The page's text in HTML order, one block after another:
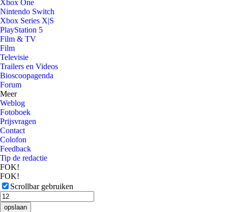
Xbox One
Nintendo Switch
Xbox Series X|S
PlayStation 5
Film & TV
Film
Televisie
Trailers en Videos
Bioscoopagenda
Forum
Meer
Weblog
Fotoboek
Prijsvragen
Contact
Colofon
Feedback
Tip de redactie
FOK!
FOK!
Scrollbar gebruiken
opslaan